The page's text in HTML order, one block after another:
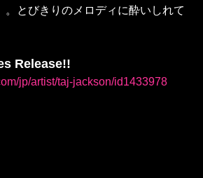
。とびきりのメロディに酔いしれて
Release!!
jp/artist/taj-jackson/id1433978